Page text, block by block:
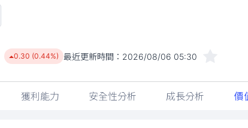
0.30 (0.44%) 最近更新時間： 2026/08/06 05:30
獲利能力 安全性分析 成長分析 價